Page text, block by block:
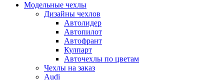
Модельные чехлы
Дизайны чехлов
Автолидер
Автопилот
Автофрант
Кулпарт
Авточехлы по цветам
Чехлы на заказ
Audi